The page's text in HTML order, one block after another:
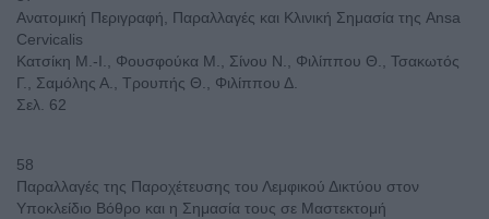
Ανατομική Περιγραφή, Παραλλαγές και Κλινική Σημασία της Ansa
Cervicalis
Κατσίκη Μ.-Ι., Φουσφούκα Μ., Σίνου Ν., Φιλίππου Θ., Τσακωτός
Γ., Σαμόλης Α., Τρουπής Θ., Φιλίππου Δ.
Σελ. 62
58
Παραλλαγές της Παροχέτευσης του Λεμφικού Δικτύου στον
Υποκλείδιο Βόθρο και η Σημασία τους σε Μαστεκτομή